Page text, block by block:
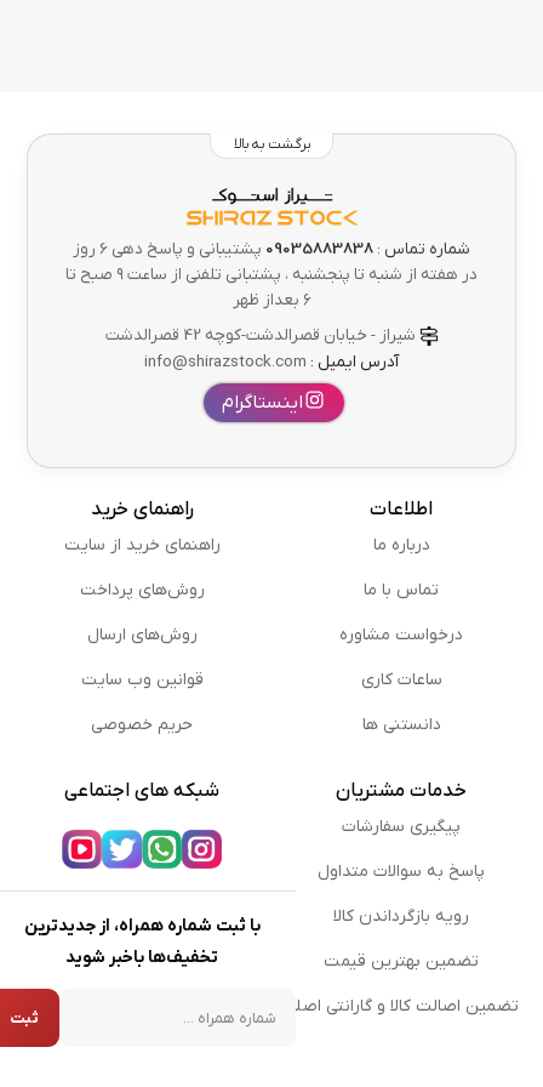
برگشت به بالا
شماره تماس : 09035883838
پشتیبانی و پاسخ دهی 6 روز
در هفته از شنبه تا پنجشنبه ، پشتبانی تلفنی از ساعت ۹ صبح تا
۶ بعداز ظهر
شیراز - خیابان قصرالدشت-کوچه 42 قصرالدشت
آدرس ایمیل :
اینستاگرام
اطلاعات
درباره ما
تماس با ما
درخواست مشاوره
ساعات کاری
دانستنی ها
راهنمای خرید
راهنمای خرید از سایت
روش‌های پرداخت
روش‌های ارسال
قوانین وب سایت
حریم خصوصی
خدمات مشتریان
پیگیری سفارشات
پاسخ به سوالات متداول
رویه بازگرداندن کالا
تضمین بهترین قیمت
تضمین اصالت کالا و گارانتی اصلی
شبکه های اجتماعی
با ثبت شماره همراه، از جدیدترین
تخفیف‌ها باخبر شوید
شماره همراه
ثبت